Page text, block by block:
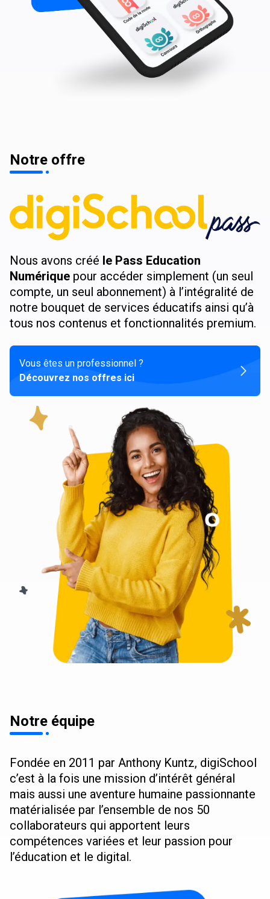
Notre offre
Nous avons créé le Pass Education
Numérique pour accéder simplement (un seul
compte, un seul abonnement) à l’intégralité de
notre bouquet de services éducatifs ainsi qu’à
tous nos contenus et fonctionnalités premium.
Vous êtes un professionnel ?
Découvrez nos offres ici
Notre équipe
Fondée en 2011 par Anthony Kuntz, digiSchool
c’est à la fois une mission d’intérêt général
mais aussi une aventure humaine passionnante
matérialisée par l’ensemble de nos 50
collaborateurs qui apportent leurs
compétences variées et leur passion pour
l’éducation et le digital.